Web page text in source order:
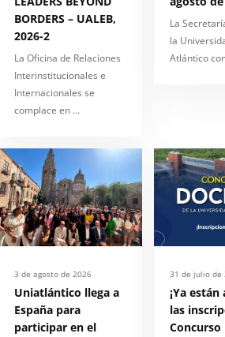
BORDERS – UALEB,
2026-2
La Oficina de Relaciones
Interinstitucionales e
Internacionales se
complace en …
La
la
Atlántico
3 de agosto de 2026
Uniatlántico llega a
España para
participar en el
31 de julio de
¡Ya
las
Concurso